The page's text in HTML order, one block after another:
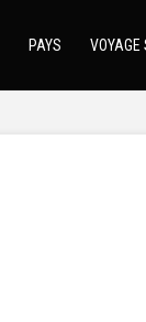
PAYS VOYAGE